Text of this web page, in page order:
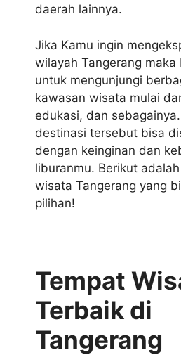
daerah lainnya.
Jika Kamu ingin
wilayah Tangerang maka
untuk mengunjungi
kawasan wisata mulai
edukasi, dan
destinasi tersebut bisa
dengan keinginan dan
liburanmu. Berikut
wisata Tangerang yang
pilihan!
Tempat
Terbaik di
Tangerang